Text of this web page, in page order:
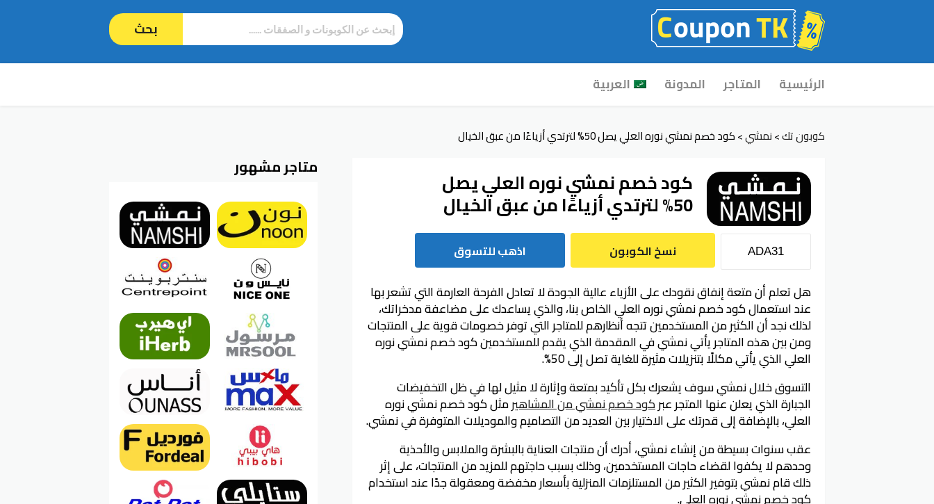
بحث
to
الرئيسية المتاجر المدونة العربية
كوبون تك>نمشي>كود خصم نمشي نوره العلي يصل 50% لترتدي أزياءًا من عبق الخيال
كود خصم نمشي نوره العلي يصل
50% لترتدي أزياءًا من عبق الخيال
نسخ الكوبون اذهب للتسوق
هل تعلم أن متعة إنفاق نقودك على الأزياء عالية الجودة لا تعادل الفرحة العارمة التي تشعر بها
عند استعمال كود خصم نمشي نوره العلي الخاص بنا، والذي يساعدك على مضاعفة مدخراتك،
لذلك نجد أن الكثير من المستخدمين تتجه أنظارهم للمتاجر التي توفر خصومات قوية على المنتجات
ومن بين هذه المتاجر يأتي نمشي في المقدمة الذي يقدم للمستخدمين كود خصم نمشي نوره
العلي الذي يأتي مكللًا بتنزيلات مثيرة للغاية تصل إلى 50%.
التسوق خلال نمشي سوف يشعرك بكل تأكيد بمتعة وإثارة لا مثيل لها في ظل التخفيضات
الجبارة الذي يعلن عنها المتجر عبركود خصم نمشي من المشاهيرمثل كود خصم نمشي نوره
العلي، بالإضافة إلى قدرتك على الاختيار بين العديد من التصاميم والموديلات المتوفرة في نمشي.
عقب سنوات بسيطة من إنشاء نمشي، أدرك أن منتجات العناية بالبشرة والملابس والأحذية
وحدهم لا يكفوا لقضاء حاجات المستخدمين، وذلك بسبب حاجتهم للمزيد من المنتجات، على إثر
ذلك قام نمشي بتوفير الكثير من المستلزمات المنزلية بأسعار مخفضة ومعقولة جدًا عند استخدام
كود خصم نمشي نوره العلي.
متاجر مشهور